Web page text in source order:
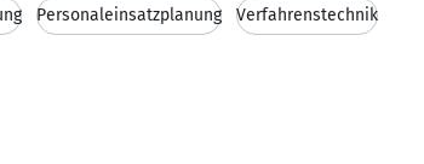
Personaleinsatzplanung Verfahrenstechnik